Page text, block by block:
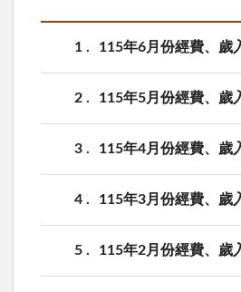
1 115年6月份經費、歲
2 115年5月份經費、歲
3 115年4月份經費、歲
4 115年3月份經費、歲
5 115年2月份經費、歲